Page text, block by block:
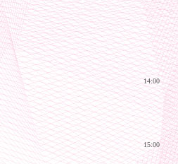
14:00
15:00